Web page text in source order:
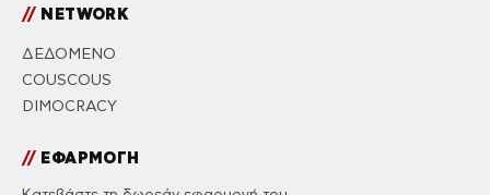
//NETWORK
ΔΕΔΟΜΕΝΟ
COUSCOUS
DIMOCRACY
//ΕΦΑΡΜΟΓΗ